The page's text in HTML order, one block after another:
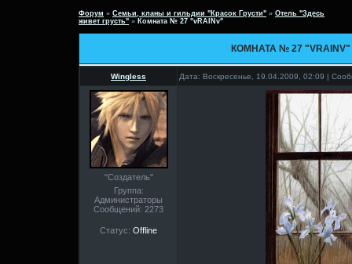
Форум » Семьи, кланы и гильдии "Красок Грусти" » Отель "Здесь
живет грусть" » Комната № 27 "vRAINv"
КОМНАТА № 27 "VRAINV"
Wingless Дата: Воскресенье, 19.04.2009, 02:09 |
"Создатель"
Группа:
Администраторы
Сообщений: 2273
Статус: Offline